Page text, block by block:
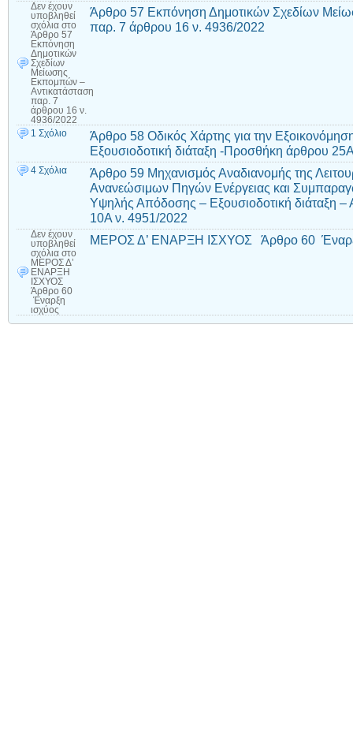
Δεν έχουν
υποβληθεί
σχόλια στο
Άρθρο 57
Εκπόνηση
Δημοτικών
Σχεδίων
Μείωσης
Εκπομπών –
Αντικατάσταση
παρ. 7
άρθρου 16 ν.
4936/2022
Άρθρο 57 Εκπόνηση Δημοτικών Σχεδίων
παρ. 7 άρθρου 16 ν. 4936/2022
1 Σχόλιο
Άρθρο 58 Οδικός Χάρτης για την
Εξουσιοδοτική διάταξη -Προσθήκη άρθρου
4 Σχόλια
Άρθρο 59 Μηχανισμός Αναδιανομής της
Ανανεώσιμων Πηγών Ενέργειας και
Υψηλής Απόδοσης – Εξουσιοδοτική διάταξη
10Α ν. 4951/2022
Δεν έχουν
υποβληθεί
σχόλια στο
ΜΕΡΟΣ Δ’
ΕΝΑΡΞΗ
ΙΣΧΥΟΣ
Άρθρο 60
Έναρξη
ισχύος
ΜΕΡΟΣ Δ’ ΕΝΑΡΞΗ ΙΣΧΥΟΣ Άρθρο 60